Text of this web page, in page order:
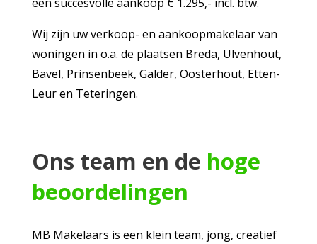
Wij zijn uw verkoop- en aankoopmakelaar van
woningen in o.a. de plaatsen Breda, Ulvenhout,
Bavel, Prinsenbeek, Galder, Oosterhout, Etten-
Leur en Teteringen.
Ons team en de hoge
beoordelingen
MB Makelaars is een klein team, jong, creatief